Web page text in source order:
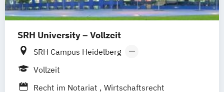
SRH University – Vollzeit
SRH Campus Heidelberg
SRH Campus Berlin
Vollzeit
Recht im Notariat
Wirtschaftsrecht